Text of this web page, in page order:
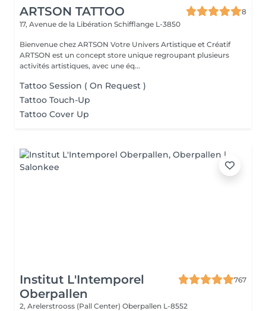
ARTSON TATTOO
8
17, Avenue de la Libération Schifflange L-3850
Bienvenue chez ARTSON Votre Univers Artistique et Créatif
ARTSON est un concept store unique regroupant plusieurs
activités artistiques, avec une éq...
Tattoo Session ( On Request )
Tattoo Touch-Up
Tattoo Cover Up
Institut L'Intemporel
Oberpallen
767
2, Arelerstrooss (Pall Center) Oberpallen L-8552